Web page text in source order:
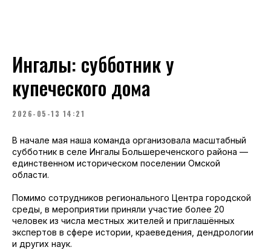
Ингалы: субботник у
купеческого дома
2026-05-13 14:21
В начале мая наша команда организовала масштабный
субботник в селе Ингалы Большереченского района —
единственном историческом поселении Омской
области.
Помимо сотрудников регионального Центра городской
среды, в мероприятии приняли участие более 20
человек из числа местных жителей и приглашённых
экспертов в сфере истории, краеведения, дендрологии
и других наук.